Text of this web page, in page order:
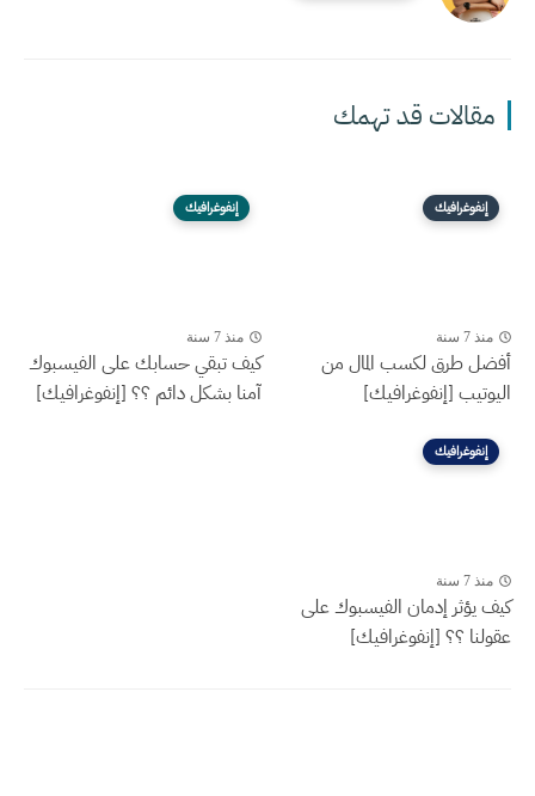
مقالات قد تهمك
إنفوغرافيك
منذ 7 سنة
أفضل طرق لكسب المال من
اليوتيب [إنفوغرافيك]
إنفوغرافيك
منذ 7 سنة
كيف تبقي حسابك على الفيسبوك
آمنا بشكل دائم ؟؟ [إنفوغرافيك]
إنفوغرافيك
منذ 7 سنة
كيف يؤثر إدمان الفيسبوك على
عقولنا ؟؟ [إنفوغرافيك]